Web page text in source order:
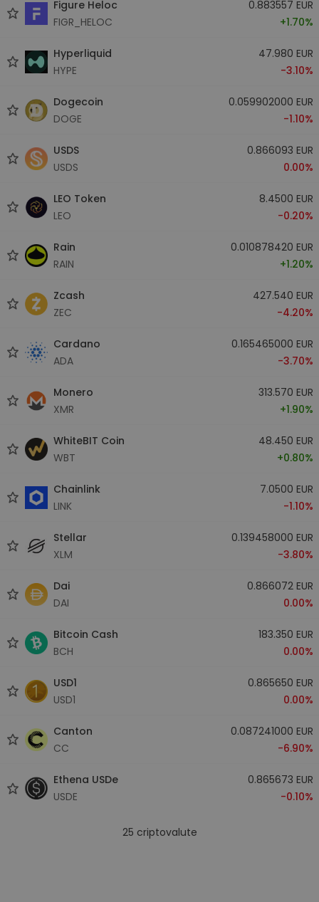
Figure Heloc
FIGR_HELOC
0.883557 EUR
+1.70%
Hyperliquid
HYPE
47.980 EUR
-3.10%
Dogecoin
DOGE
0.059902000 EUR
-1.10%
USDS
USDS
0.866093 EUR
0.00%
LEO Token
LEO
8.4500 EUR
-0.20%
Rain
RAIN
0.010878420 EUR
+1.20%
Zcash
ZEC
427.540 EUR
-4.20%
Cardano
ADA
0.165465000 EUR
-3.70%
Monero
XMR
313.570 EUR
+1.90%
WhiteBIT Coin
WBT
48.450 EUR
+0.80%
Chainlink
LINK
7.0500 EUR
-1.10%
Stellar
XLM
0.139458000 EUR
-3.80%
Dai
DAI
0.866072 EUR
0.00%
Bitcoin Cash
BCH
183.350 EUR
0.00%
USD1
USD1
0.865650 EUR
0.00%
Canton
CC
0.087241000 EUR
-6.90%
Ethena USDe
USDE
0.865673 EUR
-0.10%
25 criptovalute